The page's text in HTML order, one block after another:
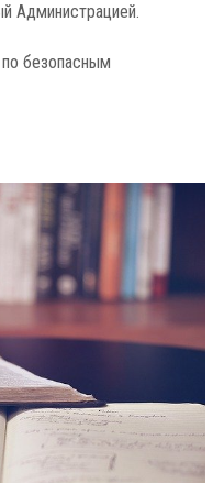
Администрацией.
безопасным